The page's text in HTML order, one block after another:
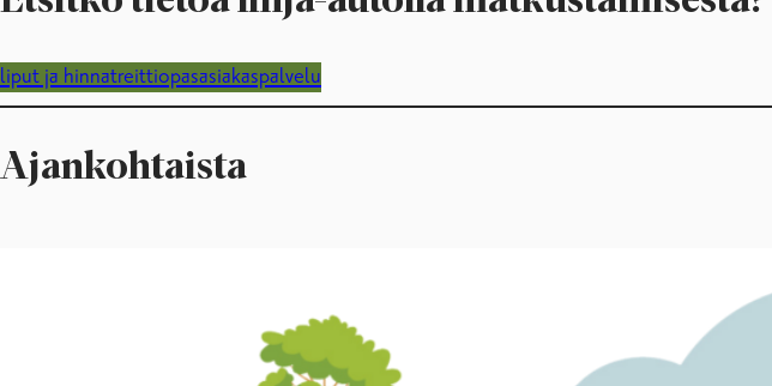
liput ja hinnatreittiopasasiakaspalvelu
Ajankohtaista